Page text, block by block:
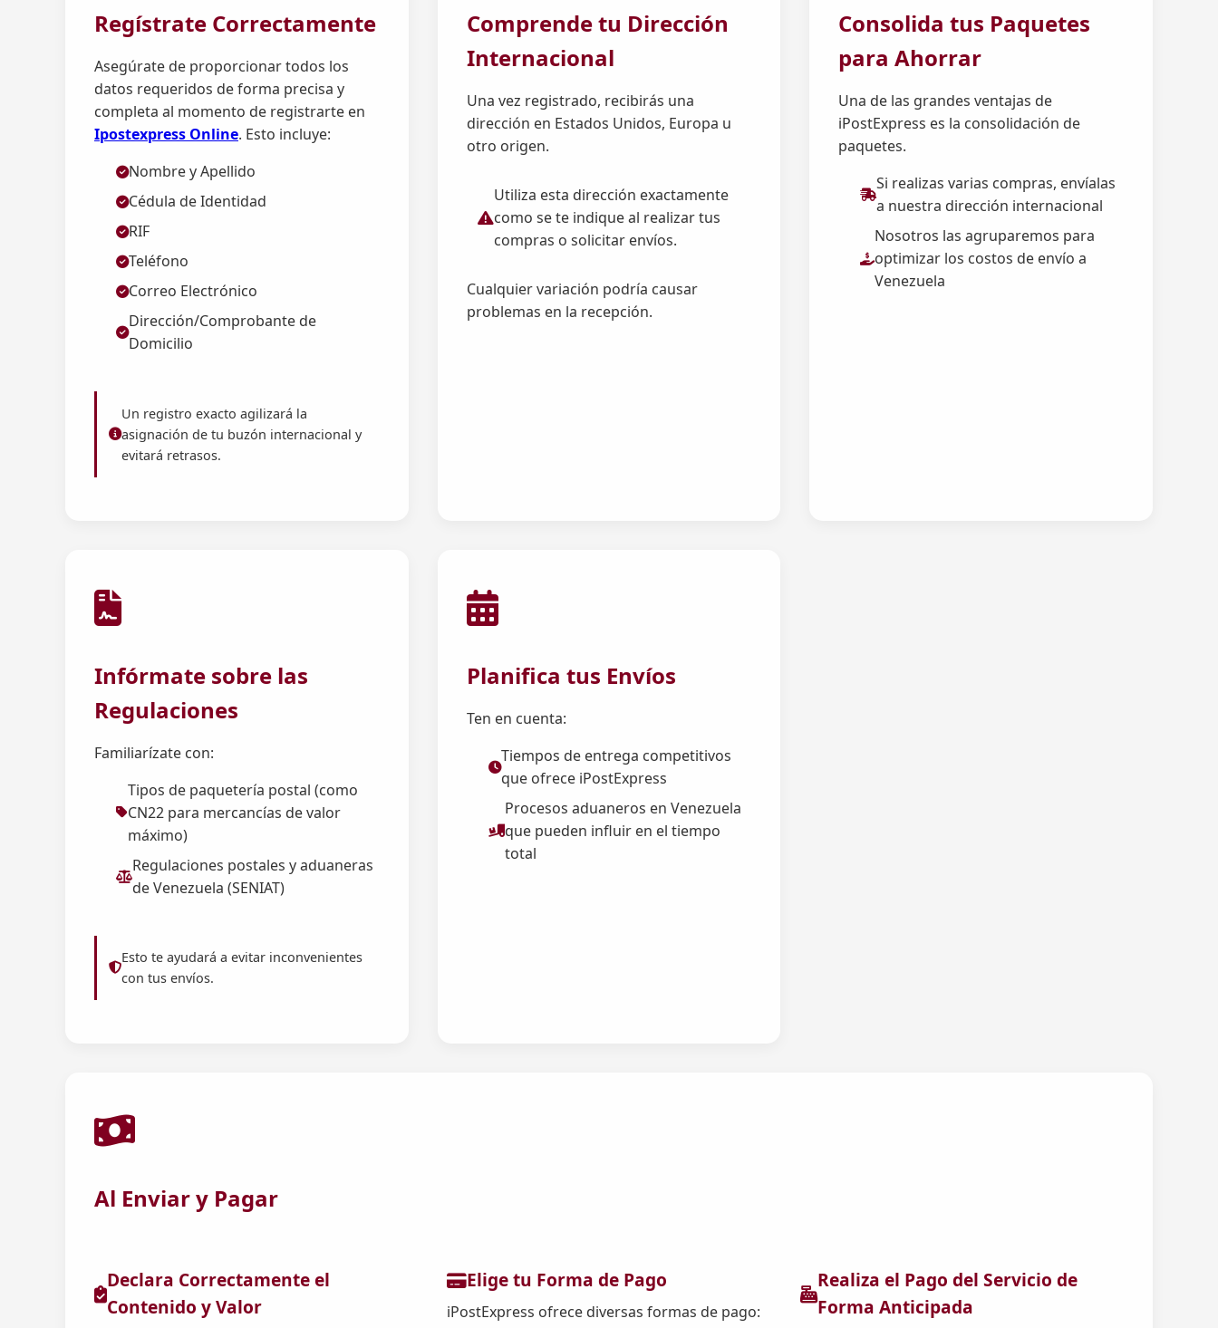
Regístrate Correctamente
Asegúrate de proporcionar todos los
datos requeridos de forma precisa y
completa al momento de registrarte en
Ipostexpress Online. Esto incluye:
Nombre y Apellido
Cédula de Identidad
RIF
Teléfono
Correo Electrónico
Dirección/Comprobante de
Domicilio
Un registro exacto agilizará la
asignación de tu buzón internacional y
evitará retrasos.
Comprende tu Dirección
Internacional
Una vez registrado, recibirás una
dirección en Estados Unidos, Europa u
otro origen.
Utiliza esta dirección exactamente
como se te indique al realizar tus
compras o solicitar envíos.
Cualquier variación podría causar
problemas en la recepción.
Consolida tus Paquetes
para Ahorrar
Una de las grandes ventajas de
iPostExpress es la consolidación de
paquetes.
Si realizas varias compras, envíalas
a nuestra dirección internacional
Nosotros las agruparemos para
optimizar los costos de envío a
Venezuela
Infórmate sobre las
Regulaciones
Familiarízate con:
Tipos de paquetería postal (como
CN22 para mercancías de valor
máximo)
Regulaciones postales y aduaneras
de Venezuela (SENIAT)
Esto te ayudará a evitar inconvenientes
con tus envíos.
Planifica tus Envíos
Ten en cuenta:
Tiempos de entrega competitivos
que ofrece iPostExpress
Procesos aduaneros en Venezuela
que pueden influir en el tiempo
total
Al Enviar y Pagar
Declara Correctamente el
Contenido y Valor
Elige tu Forma de Pago
iPostExpress ofrece diversas formas de pago:
Realiza el Pago del Servicio de
Forma Anticipada